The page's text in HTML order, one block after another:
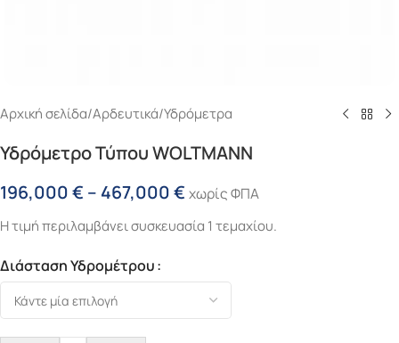
Αρχική σελίδα/Αρδευτικά/Υδρόμετρα
Υδρόμετρο Τύπου WOLTMANN
196,000€ – 467,000€ χωρίς ΦΠΑ
Η τιμή περιλαμβάνει συσκευασία 1 τεμαχίου.
Διάσταση Υδρομέτρου